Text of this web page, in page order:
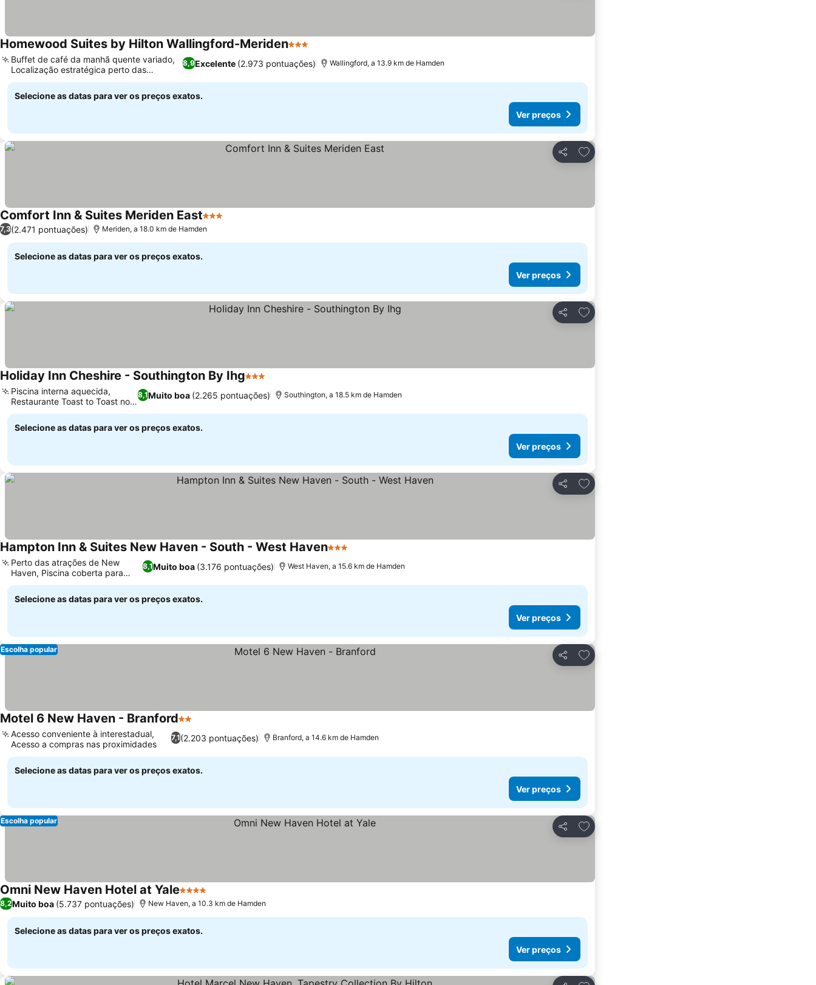
Homewood Suites by Hilton Wallingford-Meriden3 Estrelas
8,9Excelente (2.973 pontuações)
Buffet de café da manhã quente variado,
Localização estratégica perto das
principais rodovias
Wallingford, a 13.9 km de Hamden
Selecione as datas para ver os preços exatos.
Ver preços
Partilhar
Adicionar aos favoritos
Comfort Inn & Suites Meriden East3 Estrelas
7,3(2.471 pontuações) Meriden, a 18.0 km de Hamden
Selecione as datas para ver os preços exatos.
Ver preços
Partilhar
Adicionar aos favoritos
Holiday Inn Cheshire - Southington By Ihg3 Estrelas
8,1Muito boa (2.265 pontuações)
Piscina interna aquecida,
Restaurante Toast to Toast no
local
Southington, a 18.5 km de Hamden
Selecione as datas para ver os preços exatos.
Ver preços
Partilhar
Adicionar aos favoritos
Hampton Inn & Suites New Haven - South - West Haven3 Estrelas
8,1Muito boa (3.176 pontuações)
Perto das atrações de New
Haven, Piscina coberta para
relaxar
West Haven, a 15.6 km de Hamden
Selecione as datas para ver os preços exatos.
Ver preços
Partilhar
Adicionar aos favoritos
Escolha popular
Motel 6 New Haven - Branford2 Estrelas
7,1(2.203 pontuações)
Acesso conveniente à interestadual,
Acesso a compras nas proximidades
Branford, a 14.6 km de Hamden
Selecione as datas para ver os preços exatos.
Ver preços
Partilhar
Adicionar aos favoritos
Escolha popular
Omni New Haven Hotel at Yale4 Estrelas
8,2Muito boa (5.737 pontuações) New Haven, a 10.3 km de Hamden
Selecione as datas para ver os preços exatos.
Ver preços